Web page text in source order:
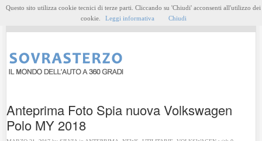
Anteprima Foto Spia nuova Volkswagen
Polo MY 2018
Questo sito utilizza cookie tecnici di terze parti. Cliccando su 'Chiudi' acconsenti all'utilizzo dei
cookie.
Leggi informativa Chiudi